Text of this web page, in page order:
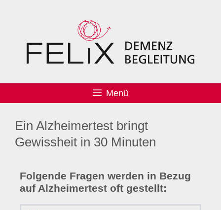
Menü
Ein Alzheimertest bringt
Gewissheit in 30 Minuten
Folgende Fragen werden in Bezug
auf Alzheimertest oft gestellt: